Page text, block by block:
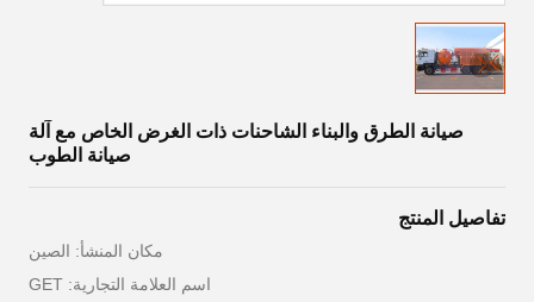
صيانة الطرق والبناء الشاحنات ذات الغرض الخاص مع آلة
صيانة الطوب
تفاصيل المنتج
مكان المنشأ: الصين
اسم العلامة التجارية: GET